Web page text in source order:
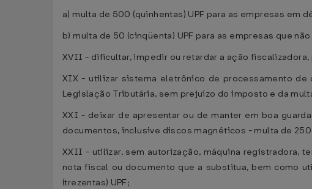
a) multa de 500 (quinhentas) UPF para as empresas em
b) multa de 50 (cinqüenta) UPF para as empresas que
XVII - dificultar, impedir ou retardar a ação
XIX - utilizar sistema eletrônico de processamento de
Legislação Tributária, sem prejuízo do imposto e da
XXI - deixar de apresentar ou de manter em boa
documentos, inclusive discos magnéticos - multa de 250
XXII - utilizar, sem autorização, máquina registradora,
nota fiscal ou documento que a substitua, bem como
(trezentas) UPF;